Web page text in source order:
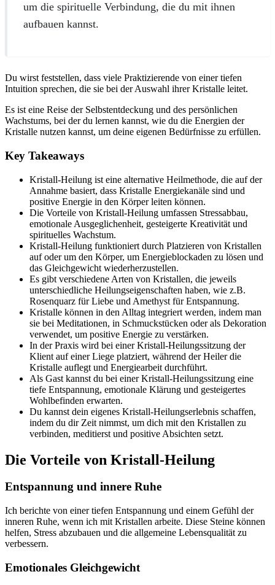
um die spirituelle Verbindung, die du mit ihnen
aufbauen kannst.
Du wirst feststellen, dass viele Praktizierende von einer tiefen
Intuition sprechen, die sie bei der Auswahl ihrer Kristalle leitet.
Es ist eine Reise der Selbstentdeckung und des persönlichen
Wachstums, bei der du lernen kannst, wie du die Energien der
Kristalle nutzen kannst, um deine eigenen Bedürfnisse zu erfüllen.
Key Takeaways
Kristall-Heilung ist eine alternative Heilmethode, die auf der
Annahme basiert, dass Kristalle Energiekanäle sind und
positive Energie in den Körper leiten können.
Die Vorteile von Kristall-Heilung umfassen Stressabbau,
emotionale Ausgeglichenheit, gesteigerte Kreativität und
spirituelles Wachstum.
Kristall-Heilung funktioniert durch Platzieren von Kristallen
auf oder um den Körper, um Energieblockaden zu lösen und
das Gleichgewicht wiederherzustellen.
Es gibt verschiedene Arten von Kristallen, die jeweils
unterschiedliche Heilungseigenschaften haben, wie z.B.
Rosenquarz für Liebe und Amethyst für Entspannung.
Kristalle können in den Alltag integriert werden, indem man
sie bei Meditationen, in Schmuckstücken oder als Dekoration
verwendet, um positive Energie zu verstärken.
In der Praxis wird bei einer Kristall-Heilungssitzung der
Klient auf einer Liege platziert, während der Heiler die
Kristalle auflegt und Energiearbeit durchführt.
Als Gast kannst du bei einer Kristall-Heilungssitzung eine
tiefe Entspannung, emotionale Klärung und gesteigertes
Wohlbefinden erwarten.
Du kannst dein eigenes Kristall-Heilungserlebnis schaffen,
indem du dir Zeit nimmst, um dich mit den Kristallen zu
verbinden, meditierst und positive Absichten setzt.
Die Vorteile von Kristall-Heilung
Entspannung und innere Ruhe
Ich berichte von einer tiefen Entspannung und einem Gefühl der
inneren Ruhe, wenn ich mit Kristallen arbeite. Diese Steine können
helfen, Stress abzubauen und die allgemeine Lebensqualität zu
verbessern.
Emotionales Gleichgewicht